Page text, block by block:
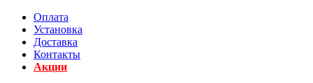
Оплата
Установка
Доставка
Контакты
Акции